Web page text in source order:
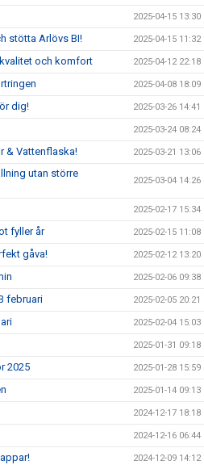
2025-04-15 13:30
stötta Arlövs BI! 2025-04-15 11:32
och komfort 2025-04-12 22:18
2025-04-08 18:09
dig! 2025-03-26 14:41
2025-03-24 08:24
& Vattenflaska! 2025-03-21 13:06
utan större
2025-03-04 14:26
2025-02-17 15:34
fyller år 2025-02-15 11:08
gåva! 2025-02-12 13:20
2025-02-06 09:38
februari 2025-02-05 20:21
2025-02-04 15:03
2025-01-31 09:18
2025 2025-01-28 15:59
2025-01-14 09:13
2024-12-17 18:18
2024-12-16 06:44
2024-12-09 14:12